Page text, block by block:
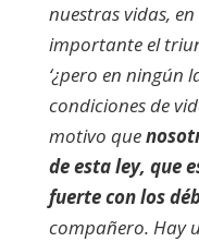
nuestras vidas,
importante el
‘¿pero en ningún
condiciones de
motivo que
de esta ley, que
fuerte con los
compañero. Hay